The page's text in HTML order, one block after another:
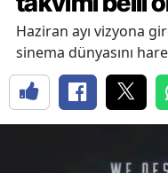
Haziran ayı vizyona
sinema dünyasını